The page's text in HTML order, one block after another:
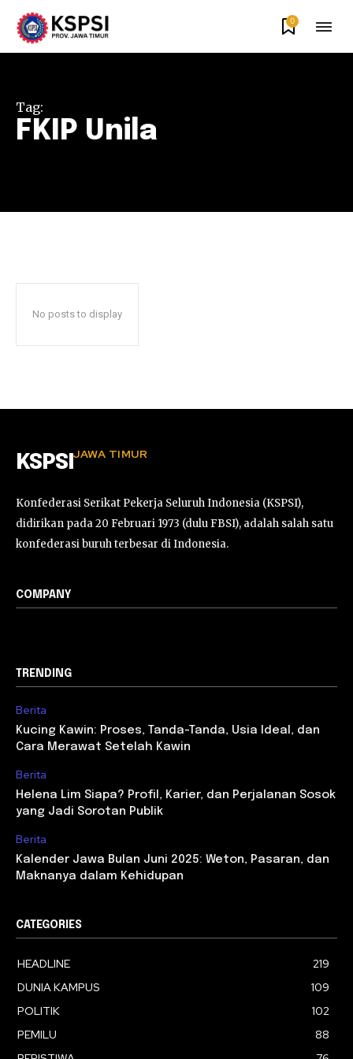
0
Tag:
FKIP Unila
No posts to display
KSPSI JAWA TIMUR
Konfederasi Serikat Pekerja Seluruh Indonesia (KSPSI),
didirikan pada 20 Februari 1973 (dulu FBSI), adalah salah satu
konfederasi buruh terbesar di Indonesia.
COMPANY
TRENDING
Berita
Kucing Kawin: Proses, Tanda-Tanda, Usia Ideal, dan
Cara Merawat Setelah Kawin
Berita
Helena Lim Siapa? Profil, Karier, dan Perjalanan Sosok
yang Jadi Sorotan Publik
Berita
Kalender Jawa Bulan Juni 2025: Weton, Pasaran, dan
Maknanya dalam Kehidupan
CATEGORIES
HEADLINE
219
DUNIA KAMPUS
109
POLITIK
102
PEMILU
88